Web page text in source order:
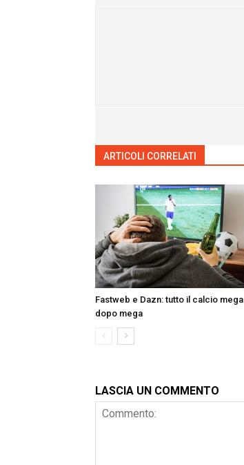
ARTICOLI CORRELATI
Fastweb e Dazn: tutto il calcio mega
dopo mega
LASCIA UN COMMENTO